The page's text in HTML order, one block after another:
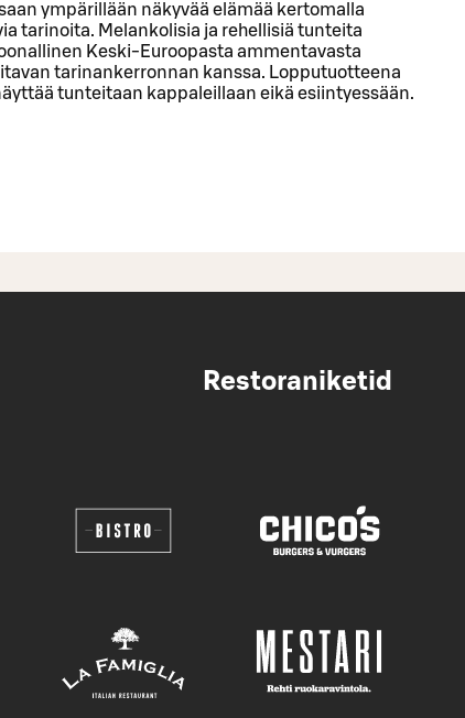
ympärillään näkyvää elämää kertomalla
tarinoita. Melankolisia ja rehellisiä tunteita
Keski-Euroopasta ammentavasta
tarinankerronnan kanssa. Lopputuotteena
tunteitaan kappaleillaan eikä esiintyessään.
Restoraniketid